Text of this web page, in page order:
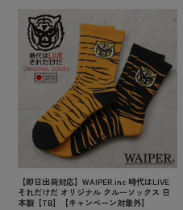
【即日出荷対応】WAIPER.inc 時代はLIVE
それだけだ オリジナル クルーソックス 日
本製【TB】【キャンペーン対象外】